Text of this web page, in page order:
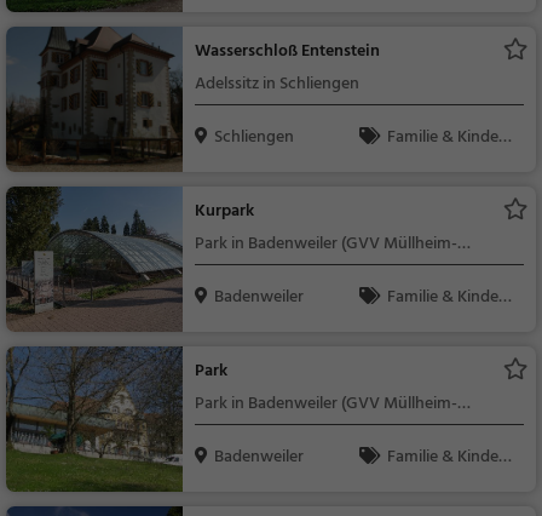
Wasserschloß Entenstein
Adelssitz in Schliengen
Schliengen
Familie & Kinder,
Kurpark
Park in Badenweiler (GVV Müllheim-
Badenweiler)
Badenweiler
Familie & Kinder,
Park
Park in Badenweiler (GVV Müllheim-
Badenweiler)
Badenweiler
Familie & Kinder,